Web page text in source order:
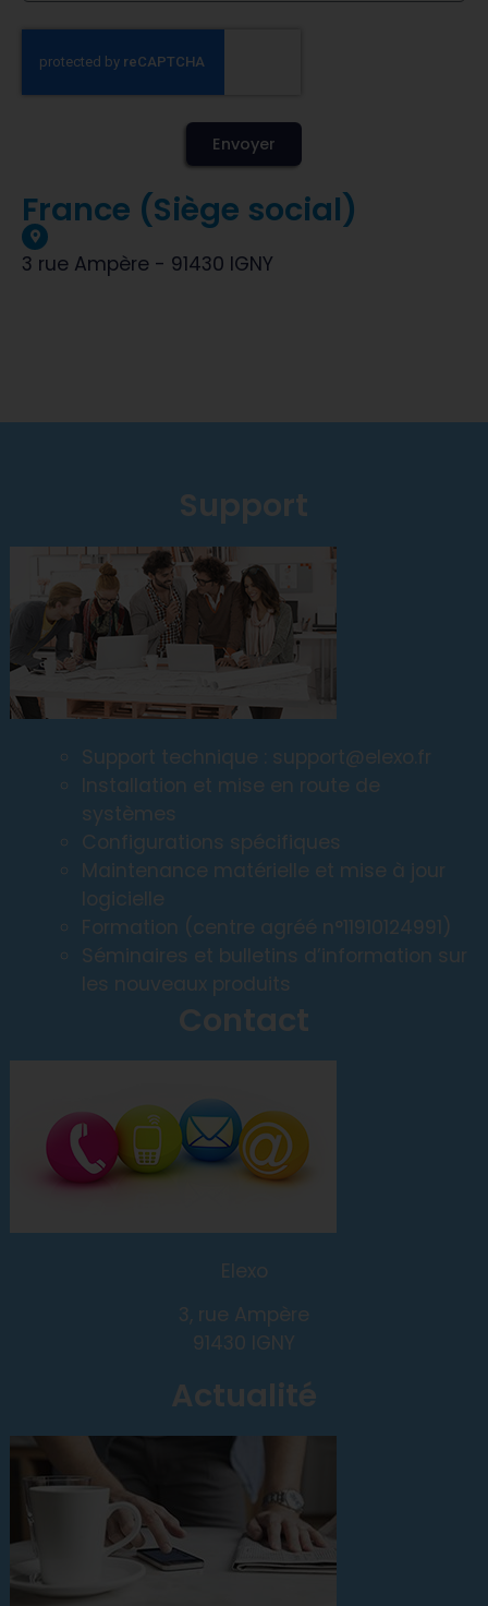
Envoyer
France (Siège social)
3 rue Ampère - 91430 IGNY
Support
Support technique : support@elexo.fr
Installation et mise en route de
systèmes
Configurations spécifiques
Maintenance matérielle et mise à jour
logicielle
Formation (centre agréé n°11910124991)
Séminaires et bulletins d’information sur
les nouveaux produits
Contact
Elexo
3, rue Ampère
91430 IGNY
Actualité